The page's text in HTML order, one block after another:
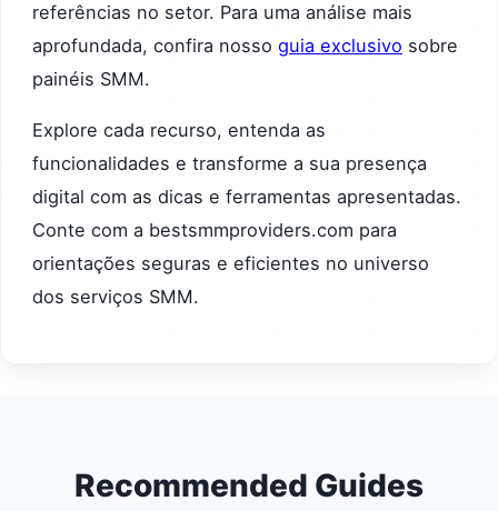
referências no setor. Para uma análise mais
aprofundada, confira nosso guia exclusivo sobre
painéis SMM.
Explore cada recurso, entenda as
funcionalidades e transforme a sua presença
digital com as dicas e ferramentas apresentadas.
Conte com a bestsmmproviders.com para
orientações seguras e eficientes no universo
dos serviços SMM.
Recommended Guides